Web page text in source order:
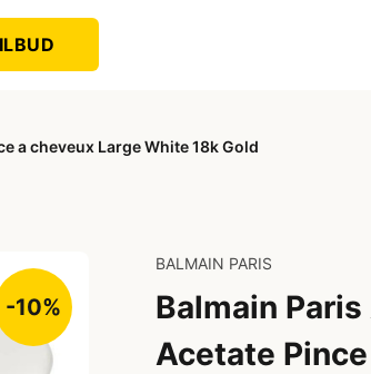
a cheveux Large White 18k Gold
-10%
BALMAIN PARIS
Balmain Paris
Acetate